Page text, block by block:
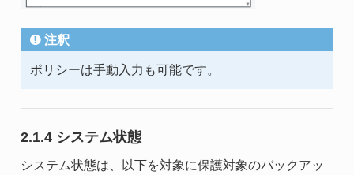
注釈
ポリシーは手動入力も可能です。
2.1.4 システム状態
システム状態は、以下を対象に保護対象のバックアッ